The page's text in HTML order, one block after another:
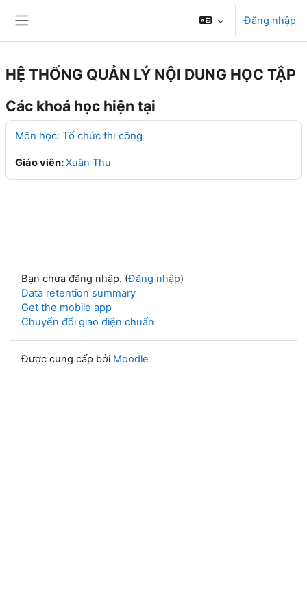
Đăng nhập
HỆ THỐNG QUẢN LÝ NỘI DUNG HỌC TẬP
Các khoá học hiện tại
Môn học: Tổ chức thi công
Giáo viên:Xuân Thu
Bạn chưa đăng nhập. (Đăng nhập)
Data retention summary
Get the mobile app
Chuyển đổi giao diện chuẩn
Được cung cấp bởi Moodle